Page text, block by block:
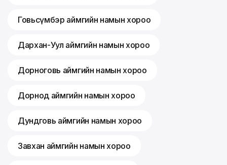
Говьсүмбэр аймгийн намын хороо
Дархан-Уул аймгийн намын хороо
Дорноговь аймгийн намын хороо
Дорнод аймгийн намын хороо
Дундговь аймгийн намын хороо
Завхан аймгийн намын хороо